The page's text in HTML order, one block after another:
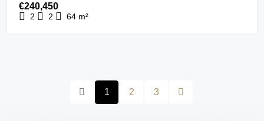
€240,450
2 2 64 m²
1 2 3